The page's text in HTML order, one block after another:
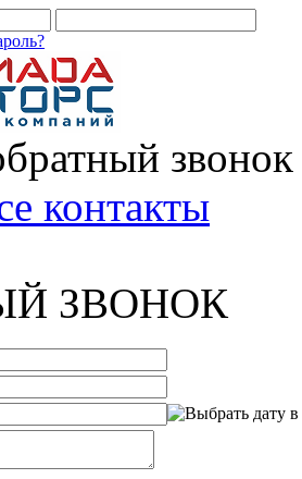
звонок
контакты
ЗВОНОК